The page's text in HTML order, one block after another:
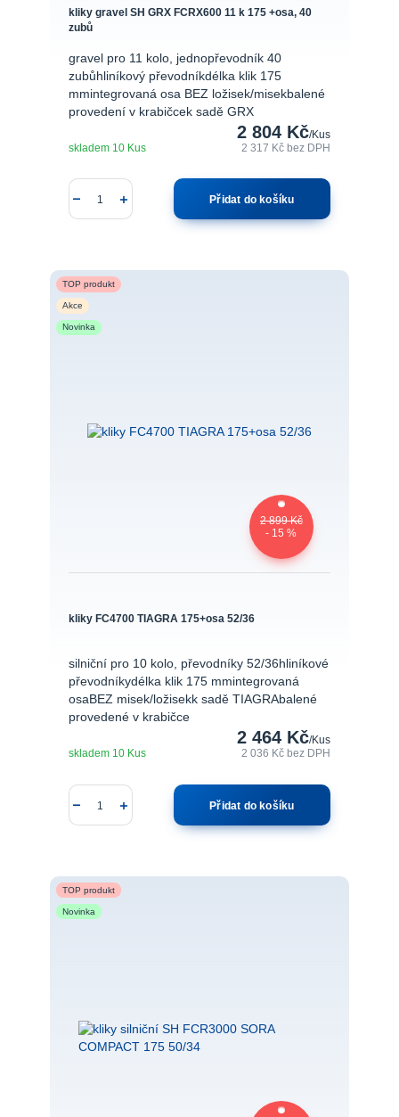
kliky gravel SH GRX FCRX600 11 k 175 +osa, 40
zubů
gravel pro 11 kolo, jednopřevodník 40
zubůhliníkový převodníkdélka klik 175
mmintegrovaná osa BEZ ložisek/misekbalené
provedení v krabičcek sadě GRX
2 804 Kč/Kus
2 317 Kčbez DPH
skladem 10 Kus
Přidat do košíku
TOP produkt
Akce
Novinka
2 899 Kč
- 15 %
kliky FC4700 TIAGRA 175+osa 52/36
silniční pro 10 kolo, převodníky 52/36hliníkové
převodníkydélka klik 175 mmintegrovaná
osaBEZ misek/ložisekk sadě TIAGRAbalené
provedené v krabičce
2 464 Kč/Kus
2 036 Kč bez DPH
skladem 10 Kus
Přidat do košíku
TOP produkt
Novinka